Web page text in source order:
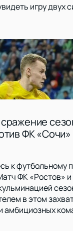
игру двух
ФК
к футбольному
ФК «Ростов»
в этом
амбициозных